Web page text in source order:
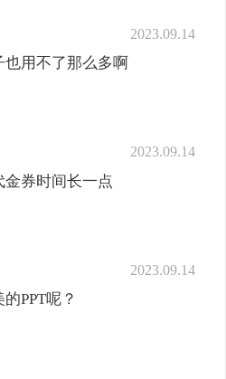
2023.09.14
用不了那么多啊
2023.09.14
券时间长一点
2023.09.14
PPT呢？